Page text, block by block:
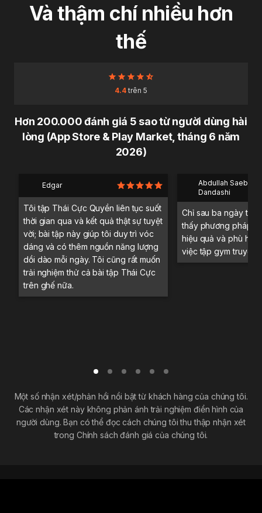
Và thậm chí nhiều hơn
thế
4.4trên 5
Hơn 200.000 đánh giá 5 sao từ người dùng hài
lòng (App Store & Play Market, tháng 6 năm
2026)
Edgar
Tôi tập Thái Cực Quyền liên tục suốt
thời gian qua và kết quả thật sự tuyệt
vời; bài tập này giúp tôi duy trì vóc
dáng và có thêm nguồn năng lượng
dồi dào mỗi ngày. Tôi cũng rất muốn
trải nghiệm thử cả bài tập Thái Cực
trên ghế nữa.
Abdullah Saeb Al
Dandashi
Chỉ sau ba ngày trải
thấy phương pháp
hiệu quả và phù hợp
việc tập gym truyền
Một số nhận xét/phản hồi nổi bật từ khách hàng của chúng tôi.
Các nhận xét này không phản ánh trải nghiệm điển hình của
người dùng. Bạn có thể đọc cách chúng tôi thu thập nhận xét
trong Chính sách đánh giá của chúng tôi.